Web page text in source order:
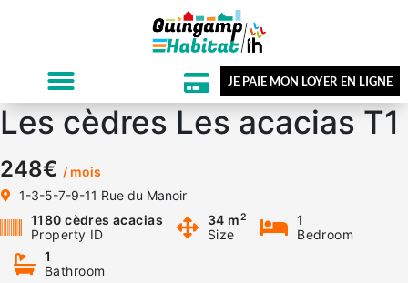
JE PAIE MON LOYER EN LIGNE
Les cèdres Les acacias T1
248€ / mois
1-3-5-7-9-11 Rue du Manoir
1180 cèdres acacias
Property ID
34 m2
Size
1
Bedroom
1
Bathroom